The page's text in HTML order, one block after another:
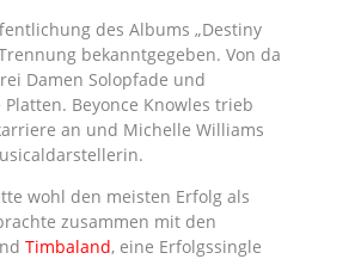
des Albums „Destiny
bekanntgegeben. Von da
Damen Solopfade und
Beyonce Knowles trieb
an und Michelle Williams
wohl den meisten Erfolg als
zusammen mit den
Timbaland, eine Erfolgssingle